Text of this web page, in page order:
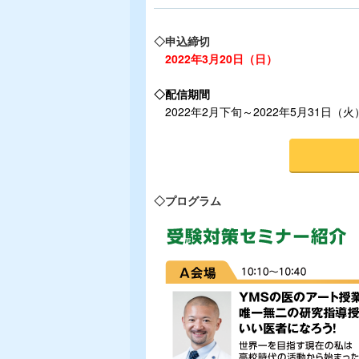
◇申込締切
2022年3月20日（日）
◇配信期間
2022年2月下旬～2022年5月31日（火
◇プログラム